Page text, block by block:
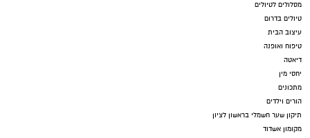
מסלולים לטיולים
טיולים בדרום
עיצוב הבית
טיפוח ואופנה
דיאטה
יחסי מין
מתכונים
הורים וילדים
תיקון שער חשמלי בראשון לציון
מקומון אשדוד